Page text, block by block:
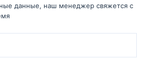
данные, наш менеджер свяжется с